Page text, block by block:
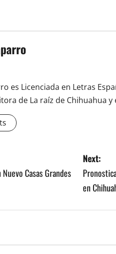
es Licenciada en Letras
de La raíz de Chihuahua
Casas Grandes
Next:
en